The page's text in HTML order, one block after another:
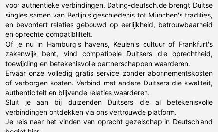
voor authentieke verbindingen. Dating-deutsch.de brengt Duitse
singles samen van Berlijn's geschiedenis tot München's tradities,
en bevordert relaties gebouwd op eerlijkheid, betrouwbaarheid
en oprechte compatibiliteit.
Of je nu in Hamburg's havens, Keulen's cultuur of Frankfurt's
zakenwijk bent, vind compatibele Duitsers die oprechtheid,
toewijding en betekenisvolle partnerschappen waarderen.
Ervaar onze volledig gratis service zonder abonnementskosten
of verborgen kosten. Verbind met andere Duitsers die kwaliteit,
authenticiteit en blijvende relaties waarderen.
Sluit je aan bij duizenden Duitsers die al betekenisvolle
verbindingen ontdekken via ons vertrouwde platform.
Je reis naar het vinden van oprecht gezelschap in Deutschland